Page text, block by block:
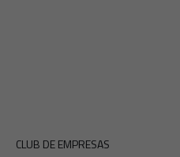
CLUB DE EMPRESAS